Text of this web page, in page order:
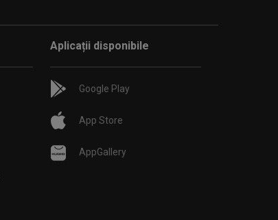
Aplicații disponibile
Google Play
App Store
AppGallery